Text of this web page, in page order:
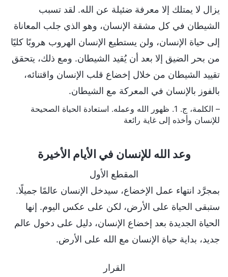
يزال لا يمتلك إلا معرفة ضئيلة عن الله. لقد تسبب
الشيطان في كل مشقة الإنسان، وهو الذي جلب المعاناة
إلى حياة الإنسان، ولن يستطيع الإنسان الهروب هروبًا كليًا
من بحر الضيق إلا بعد أن يُقيد الشيطان. ومع ذلك، يتحقق
تقييد الشيطان من خلال إخضاع قلب الإنسان واقتنائه،
بالفوز بالإنسان في المعركة مع الشيطان.
– الكلمة، ج. 1. ظهور الله وعمله. استعادة الحياة الصحيحة
للإنسان وأخذه إلى غاية رائعة
وعد الله للإنسان في الأيام الأخيرة
المقطع الأول
بمجرَّد انتهاء عمل الإخضاع، سيدخل الإنسان عالمًا جميلًا.
ستبقى الحياة على الأرض، لكن على عكس اليوم. إنها
الحياة الجديدة بعد إخضاع الإنسان، دليل على دخول عالم
جديد، بداية حياة الإنسان مع الله على الأرض.
القرار